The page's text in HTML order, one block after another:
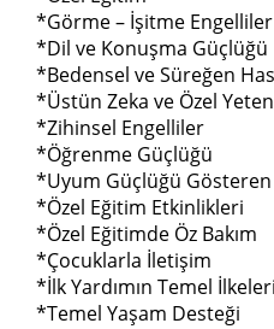
*Görme – İşitme Engelliler
*Dil ve Konuşma Güçlüğü
*Bedensel ve Süreğen
*Üstün Zeka ve Özel
*Zihinsel Engelliler
*Öğrenme Güçlüğü
*Uyum Güçlüğü
*Özel Eğitim Etkinlikleri
*Özel Eğitimde Öz Bakım
*Çocuklarla İletişim
*İlk Yardımın Temel İlkeleri
*Temel Yaşam Desteği